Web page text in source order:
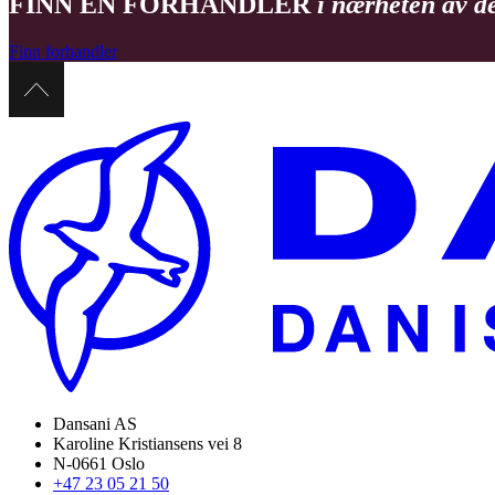
Finn forhandler
Dansani AS
Karoline Kristiansens vei 8
N-0661 Oslo
+47 23 05 21 50